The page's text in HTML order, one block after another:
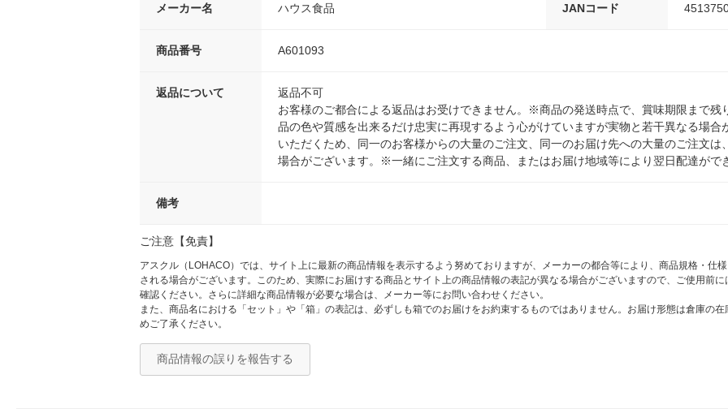
メーカー名 ハウス食品 JANコード
商品番号 A601093
返品について
返品不可
お客様のご都合による返品はお受けできません。※商品の発送時点で、賞味期限まで
品の色や質感を出来るだけ忠実に再現するよう心がけていますが実物と若干異なる場
いただくため、同一のお客様からの大量のご注文、同一のお届け先への大量のご注文
場合がございます。※一緒にご注文する商品、またはお届け地域等により翌日配達がで
備考
ご注意【免責】
アスクル（LOHACO）では、サイト上に最新の商品情報を表示するよう努めておりますが、メーカーの都合等により、商品規格・仕
される場合がございます。このため、実際にお届けする商品とサイト上の商品情報の表記が異なる場合がございますので、ご使用前
確認ください。さらに詳細な商品情報が必要な場合は、メーカー等にお問い合わせください。
また、商品名における「セット」や「箱」の表記は、必ずしも箱でのお届けをお約束するものではありません。お届け形態は倉庫の
めご了承ください。
商品情報の誤りを報告する